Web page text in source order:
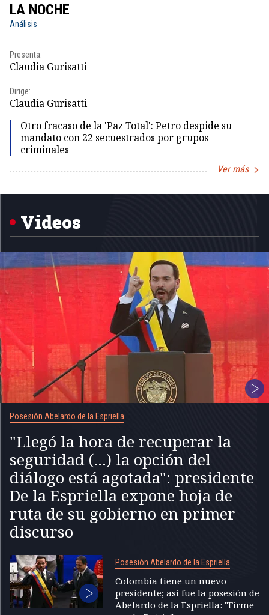
LA NOCHE
Análisis
Presenta:
Claudia Gurisatti
Dirige:
Claudia Gurisatti
Otro fracaso de la 'Paz Total': Petro despide su
mandato con 22 secuestrados por grupos
criminales
Ver más
1
Videos
Posesión Abelardo de la Espriella
"Llegó la hora de recuperar la
seguridad (...) la opción del
diálogo está agotada": presidente
De la Espriella expone hoja de
ruta de su gobierno en primer
discurso
Posesión Abelardo de la Espriella
Colombia tiene un nuevo
presidente; así fue la posesión de
Abelardo de la Espriella: "Firme